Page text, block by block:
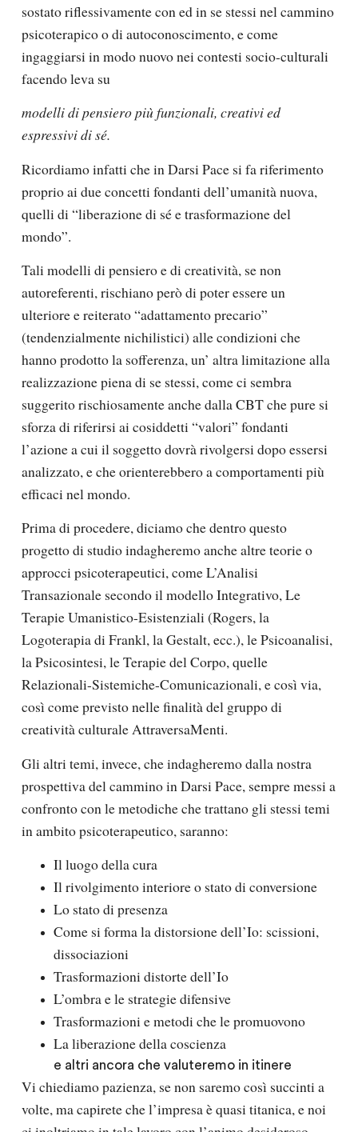
sostato riflessivamente con ed in se stessi nel cammino
psicoterapico o di autoconoscimento, e come
ingaggiarsi in modo nuovo nei contesti socio-culturali
facendo leva su
modelli di pensiero più funzionali, creativi ed
espressivi di sé.
Ricordiamo infatti che in Darsi Pace si fa riferimento
proprio ai due concetti fondanti dell’umanità nuova,
quelli di “liberazione di sé e trasformazione del
mondo”.
Tali modelli di pensiero e di creatività, se non
autoreferenti, rischiano però di poter essere un
ulteriore e reiterato “adattamento precario”
(tendenzialmente nichilistici) alle condizioni che
hanno prodotto la sofferenza, un’ altra limitazione alla
realizzazione piena di se stessi, come ci sembra
suggerito rischiosamente anche dallaCBTche pure si
sforza di riferirsi ai cosiddetti “valori” fondanti
l’azione a cui il soggetto dovrà rivolgersi dopo essersi
analizzato, e che orienterebbero a comportamenti più
efficaci nel mondo.
Prima di procedere, diciamo che dentro questo
progetto di studio indagheremo anche altre teorie o
approcci psicoterapeutici, come L’Analisi
Transazionale secondo il modello Integrativo, Le
Terapie Umanistico-Esistenziali (Rogers, la
Logoterapia di Frankl, la Gestalt, ecc.), le Psicoanalisi,
la Psicosintesi, le Terapie del Corpo, quelle
Relazionali-Sistemiche-Comunicazionali, e così via,
così come previsto nelle finalità del gruppo di
creatività culturale AttraversaMenti.
Gli altri temi, invece, che indagheremo dalla nostra
prospettiva del cammino in Darsi Pace, sempre messi a
confronto con le metodiche che trattano gli stessi temi
in ambito psicoterapeutico, saranno:
Il luogo della cura
Il rivolgimento interiore o stato di conversione
Lo stato di presenza
Come si forma la distorsione dell’Io: scissioni,
dissociazioni
Trasformazioni distorte dell’Io
L’ombra e le strategie difensive
Trasformazioni e metodi che le promuovono
La liberazione della coscienza
e altri ancora che valuteremo in itinere
Vi chiediamo pazienza, se non saremo così succinti a
volte, ma capirete che l’impresa è quasi titanica, e noi